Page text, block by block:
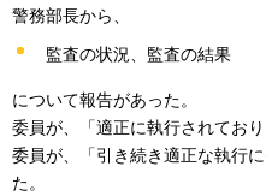
警務部長から、
監査の状況、監査の結果
について報告があった。
委員が、「適正に執行されてお
委員が、「引き続き適正な執行
た。